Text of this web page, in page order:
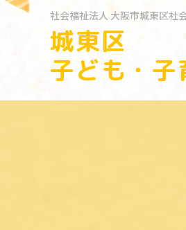
社会福祉法人大阪市城東区社
城東区
子ども・